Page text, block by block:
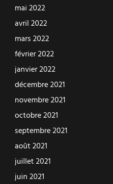
mai 2022
avril 2022
mars 2022
février 2022
janvier 2022
décembre 2021
novembre 2021
octobre 2021
septembre 2021
août 2021
juillet 2021
juin 2021